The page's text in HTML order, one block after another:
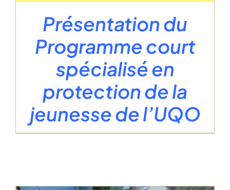
Présentation du
Programme court
spécialisé en
protection de la
jeunesse de l’UQO